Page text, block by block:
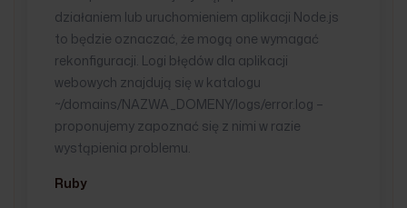
działaniem lub uruchomieniem aplikacji Node.js
to będzie oznaczać, że mogą one wymagać
rekonfiguracji. Logi błędów dla aplikacji
webowych znajdują się w katalogu
~/domains/NAZWA_DOMENY/logs/error.log –
proponujemy zapoznać się z nimi w razie
wystąpienia problemu.
Ruby